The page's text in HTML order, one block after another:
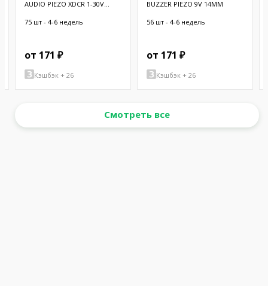
AUDIO PIEZO XDCR 1-30V
75 шт - 4-6 недель
от 171 ₽
Кэшбэк + 26
BUZZER PIEZO 9V 14MM
56 шт - 4-6 недель
от 171 ₽
Кэшбэк + 26
Смотреть все